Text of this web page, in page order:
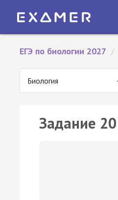
ЕГЭ по биологии 2027 /
Биология
Задание